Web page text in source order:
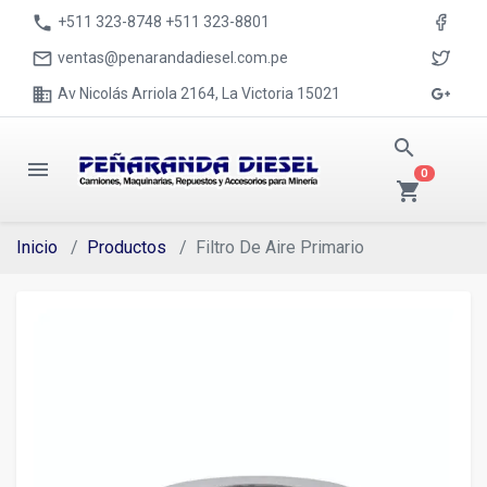
phone +511 323-8748 +511 323-8801
mail_outline ventas@penarandadiesel.com.pe
business Av Nicolás Arriola 2164, La Victoria 15021
menu
search
shopping_cart
0
Inicio Productos Filtro De Aire Primario